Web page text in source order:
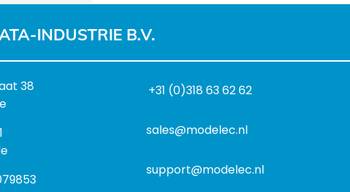
INDUSTRIE B.V.
38
+31 (0)318 63 62 62
sales@modelec.nl
support@modelec.nl